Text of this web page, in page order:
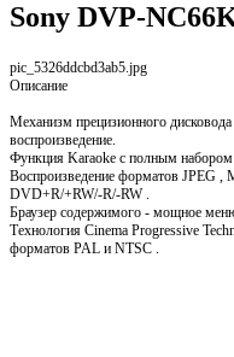
Sony DVP-
pic_5326ddcbd3ab5.jpg
Описание
Механизм прецизионного дисковода
воспроизведение.
Функция Karaoke с полным набором
Воспроизведение форматов JPEG
DVD+R/+RW/-R/-RW .
Браузер содержимого - мощное
Технология Cinema Progressive
форматов PAL и NTSC .